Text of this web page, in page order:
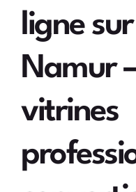
ligne
Namur
vitrines